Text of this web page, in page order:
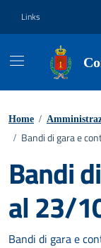
Links
Home /
/ Bandi di gara e
Bandi
al 23/
Bandi di gara e